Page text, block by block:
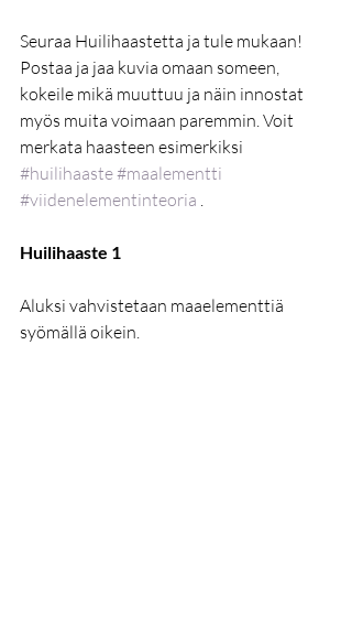
Seuraa Huilihaastetta ja tule mukaan!
Postaa ja jaa kuvia omaan someen,
kokeile mikä muuttuu ja näin innostat
myös muita voimaan paremmin. Voit
merkata haasteen esimerkiksi
#huilihaaste#maalementti
#viidenelementinteoria .
Huilihaaste 1
Aluksi vahvistetaan maaelementtiä
syömällä oikein.